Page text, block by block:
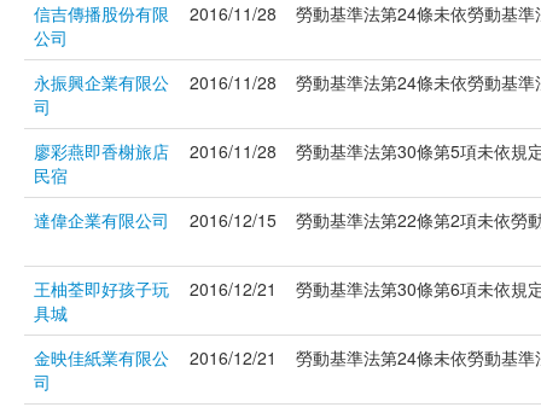
信吉傳播股份有限
公司
2016/11/28 勞動基準法第24條未依勞動基
永振興企業有限公
司
2016/11/28 勞動基準法第24條未依勞動基
廖彩燕即香榭旅店
民宿
2016/11/28 勞動基準法第30條第5項未依規
達偉企業有限公司 2016/12/15 勞動基準法第22條第2項未依勞
王柚荃即好孩子玩
具城
2016/12/21 勞動基準法第30條第6項未依規
金映佳紙業有限公
司
2016/12/21 勞動基準法第24條未依勞動基